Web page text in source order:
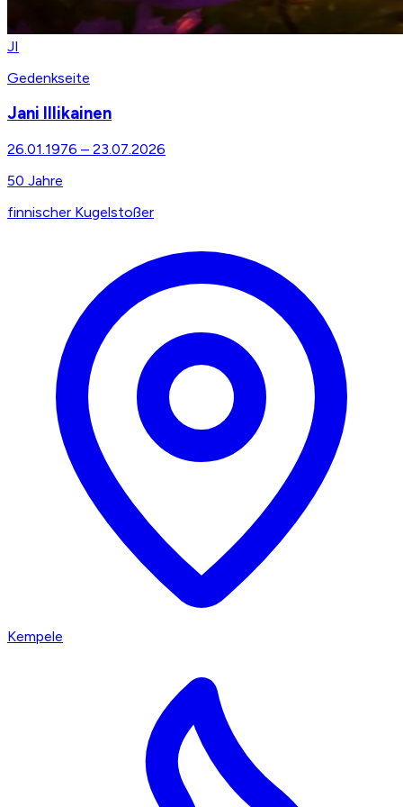
JI
Gedenkseite
Jani Illikainen
26.01.1976 – 23.07.2026
50 Jahre
finnischer Kugelstoßer
Kempele